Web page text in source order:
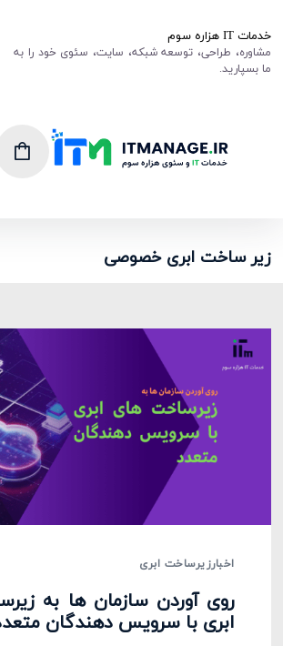
خدمات IT هزاره سوم
مشاوره، طراحی، توسعه شبکه، سایت، سئوی خود را به
ما بسپارید.
زیر ساخت ابری خصوصی
اخبارزیرساخت ابری
روی آوردن سازمان ها به
ابری با سرویس دهندگان